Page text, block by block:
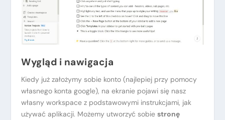
Wygląd i nawigacja
Kiedy już założymy sobie konto (najlepiej przy pomocy
własnego konta google), na ekranie pojawi się nasz
własny workspace z podstawowymi instrukcjami, jak
używać aplikacji. Możemy utworzyć sobiestronę